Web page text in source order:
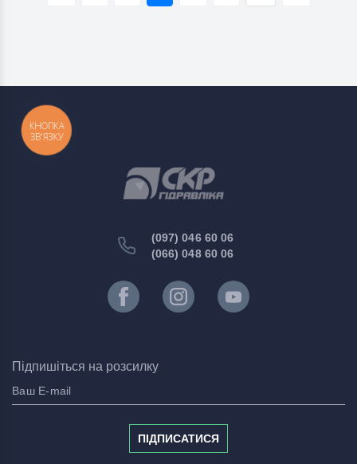
(097) 046 60 06
(066) 048 60 06
Підпишіться на розсилку
ПІДПИСАТИСЯ
КНОПКА
ЗВ'ЯЗКУ